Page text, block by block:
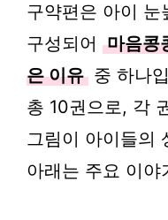
구약편은 아이 눈
구성되어 마음콩
은 이유 중 하나
총 10권으로, 각
그림이 아이들의
아래는 주요 이야